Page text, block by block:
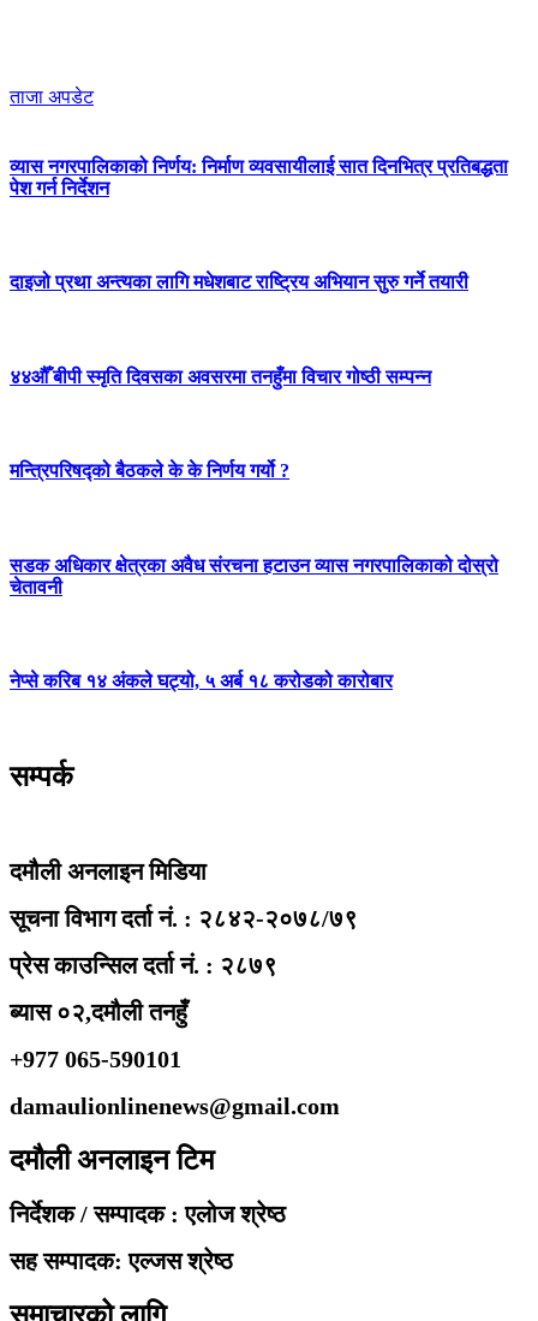
ताजा अपडेट
व्यास नगरपालिकाको निर्णय: निर्माण व्यवसायीलाई सात दिनभित्र प्रतिबद्धता
पेश गर्न निर्देशन
दाइजो प्रथा अन्त्यका लागि मधेशबाट राष्ट्रिय अभियान सुरु गर्ने तयारी
४४औँ बीपी स्मृति दिवसका अवसरमा तनहुँमा विचार गोष्ठी सम्पन्न
मन्त्रिपरिषद्को बैठकले के के निर्णय गर्यो ?
सडक अधिकार क्षेत्रका अवैध संरचना हटाउन व्यास नगरपालिकाको दोस्रो
चेतावनी
नेप्से करिब १४ अंकले घट्यो, ५ अर्ब १८ करोडको कारोबार
सम्पर्क
दमौली अनलाइन मिडिया
सूचना विभाग दर्ता नं. : २८४२-२०७८/७९
प्रेस काउन्सिल दर्ता नं. : २८७९
ब्यास ०२,दमौली तनहुँ
+977 065-590101
damaulionlinenews@gmail.com
दमौली अनलाइन टिम
निर्देशक / सम्पादक : एलोज श्रेष्ठ
सह सम्पादक: एल्जस श्रेष्ठ